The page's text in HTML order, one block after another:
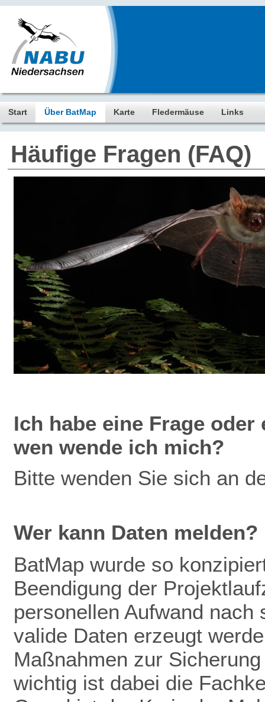
Start Über BatMap Karte Fledermäuse Links
Häufige Fragen (FAQ)
Ich habe eine Frage
wen wende ich mich?
Bitte wenden Sie sich an
Wer kann Daten melden?
BatMap wurde so
Beendigung der
personellen Aufwand
valide Daten erzeugt
Maßnahmen zur
wichtig ist dabei die